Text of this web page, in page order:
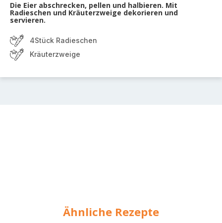
Die Eier abschrecken, pellen und halbieren. Mit
Radieschen und Kräuterzweige dekorieren und
servieren.
4Stück Radieschen
Kräuterzweige
Ähnliche Rezepte